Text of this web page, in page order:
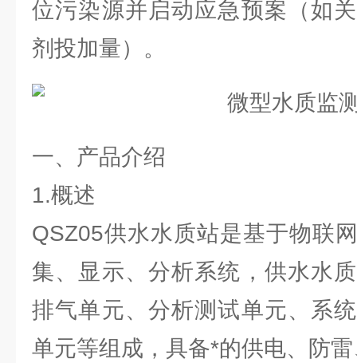
位污染源并启动应急预案（如
剂投加量）。
一、产品介绍
1.概述
QSZ05供水水质站是基于物联
集、显示、分析系统，供水水
排气单元、分析测试单元、系
单元等组成，具备*的供电、防